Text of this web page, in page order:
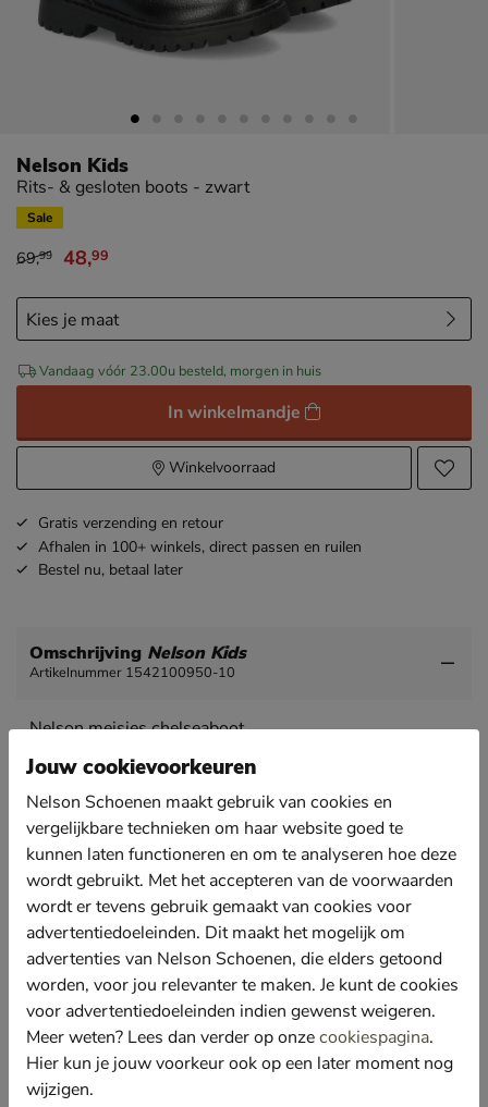
Nelson Kids
Rits- & gesloten boots - zwart
Sale
van € 69,99 voor € 48,99
69,99 48,99
Vandaag vóór 23.00u besteld, morgen in huis
In winkelmandje
Winkelvoorraad
Gratis verzending en retour
Afhalen in 100+ winkels, direct passen en ruilen
Bestel nu, betaal later
Omschrijving Nelson Kids
Artikelnummer 1542100950-10
Nelson meisjes chelseaboot
Chelseaboots zijn er voor jong en oud en zijn een echt
Uitgevoerd in stevig imitatieleer met de klassieke
elastische inset.
Gevoerd met zacht fake fur om de beentjes warm te
houden.
Voorzien van een leren voetbed wat voor een goede
warmteregulatie zorgt en de voeten op aangename
temperatuur.
Afgewerkt met een rubberen loopzool met profiel
voor betere grip.
Specificaties
Jouw cookievoorkeuren
Nelson Schoenen maakt gebruik van cookies en
vergelijkbare technieken om haar website goed te
kunnen laten functioneren en om te analyseren hoe deze
wordt gebruikt. Met het accepteren van de voorwaarden
wordt er tevens gebruik gemaakt van cookies voor
advertentiedoeleinden. Dit maakt het mogelijk om
advertenties van Nelson Schoenen, die elders getoond
worden, voor jou relevanter te maken. Je kunt de cookies
voor advertentiedoeleinden indien gewenst weigeren.
Meer weten? Lees dan verder op onzecookiespagina.
Hier kun je jouw voorkeur ook op een later moment nog
wijzigen.